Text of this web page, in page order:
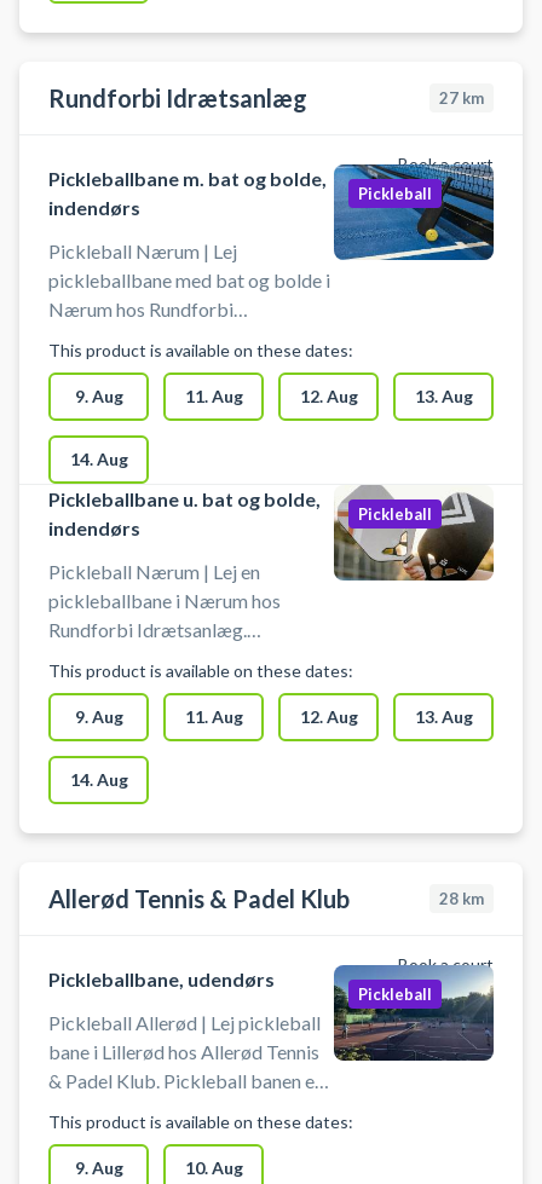
Rundforbi Idrætsanlæg 27 km
Book a court
Pickleballbane m. bat og bolde,
indendørs
Pickleball Nærum | Lej
pickleballbane med bat og bolde i
Nærum hos Rundforbi
indendørs, og der spilles på baner,
hvor der også spilles badminton.
Book nemt din pickleballbane og
spil pickleball i Nærum på en af de
6 indendørs pickleballbaner.
Booking af pickleballbanen er
inkl. bat og bolde. Gratis
parkering ved pickleballbanerne i
Nærum på Egebækvej 118, 2850
Nærum - nær Skodsborg,
Holte.
Pickleball
This product is available on these dates:
9. Aug 11. Aug 12. Aug 13. Aug
14. Aug
Pickleballbane u. bat og bolde,
indendørs
Pickleball Nærum | Lej en
pickleballbane i Nærum hos
Rundforbi Idrætsanlæg.
der spilles på baner, hvor der også
spilles badminton. Book nemt din
pickleballbane og spil pickleball i
Nærum. Booking af
pickleballbanen er uden bat og
bolde. Gratis parkering ved
Egebækvej 118, 2850 Nærum -
Pickleball
This product is available on these dates:
9. Aug 11. Aug 12. Aug 13. Aug
14. Aug
Allerød Tennis & Padel Klub 28 km
Book a court
Pickleballbane, udendørs
Pickleball Allerød | Lej pickleball
bane i Lillerød hos Allerød Tennis
& Padel Klub. Pickleball banen er
pickleballbane. Book
pickleballbane og spil pickleball i
Pickleball
This product is available on these dates:
9. Aug 10. Aug